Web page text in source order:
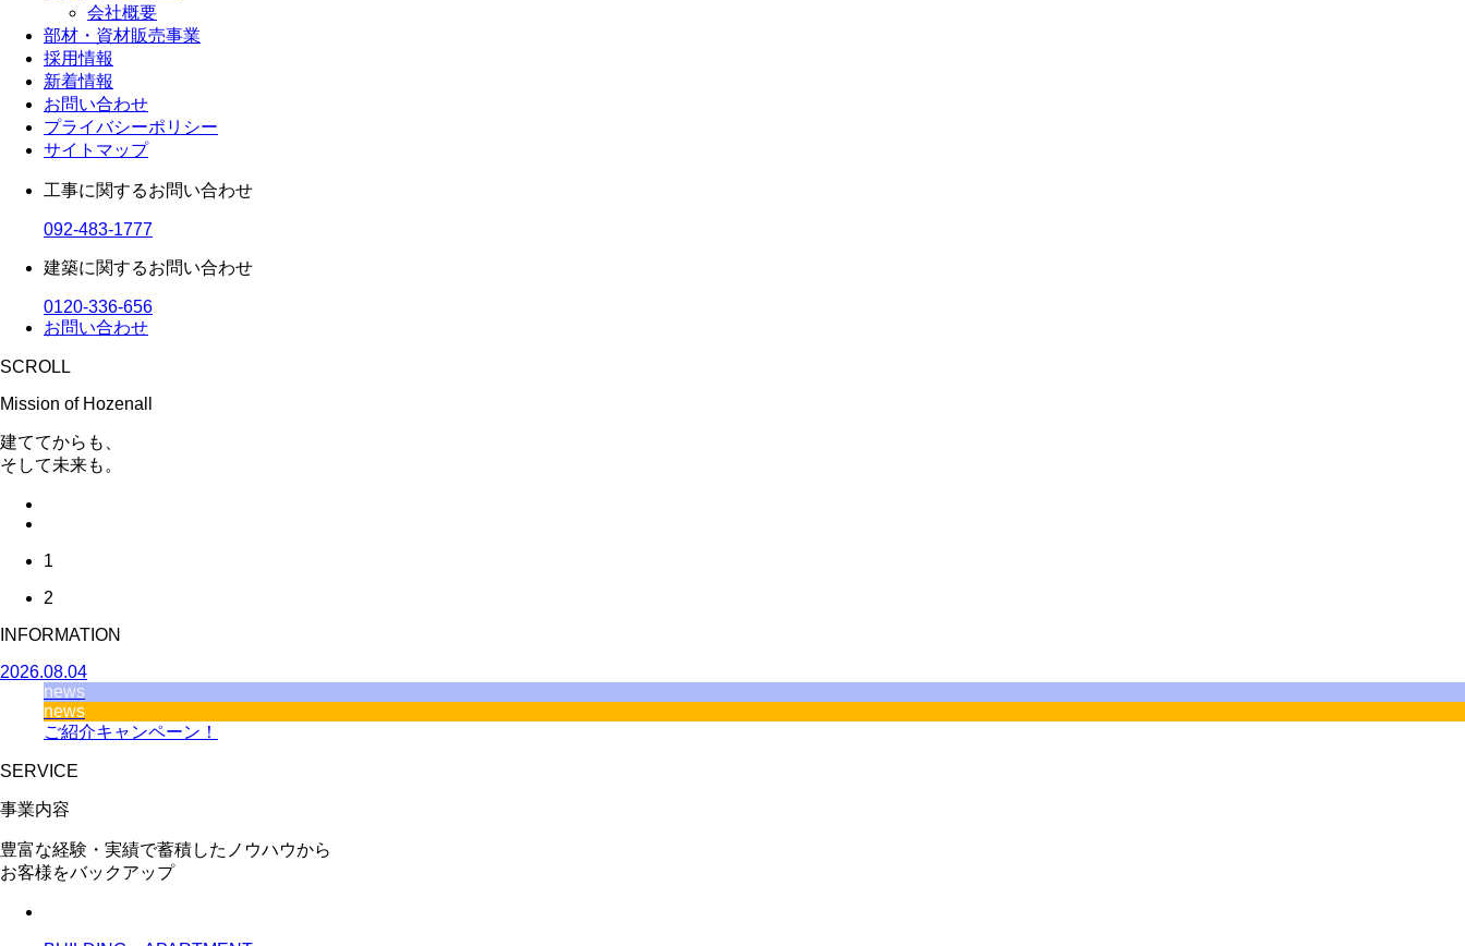
会社概要
部材・資材販売事業
採用情報
新着情報
お問い合わせ
プライバシーポリシー
サイトマップ
工事に関するお問い合わせ
092-483-1777
建築に関するお問い合わせ
0120-336-656
お問い合わせ
SCROLL
Mission of Hozenall
建ててからも、
そして未来も。
1
2
INFORMATION
2026.08.04
news
news
ご紹介キャンペーン！
SERVICE
事業内容
豊富な経験・実績で蓄積したノウハウから
お客様をバックアップ